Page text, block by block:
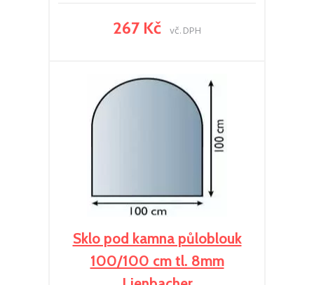
267 Kč vč. DPH
Sklo pod kamna půloblouk
100/100 cm tl. 8mm